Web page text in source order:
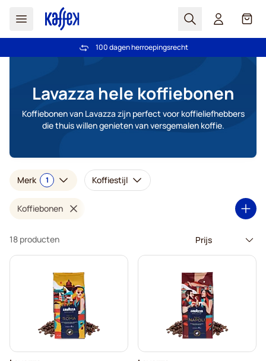
Zoek Cart
Gratis vanaf € 49
100 dagen herroepingsrecht
Lavazza hele koffiebonen
Koffiebonen van Lavazza zijn perfect voor koffieliefhebbers
die thuis willen genieten van versgemalen koffie.
Merk 1 Koffiestijl
Koffiebonen
18 producten